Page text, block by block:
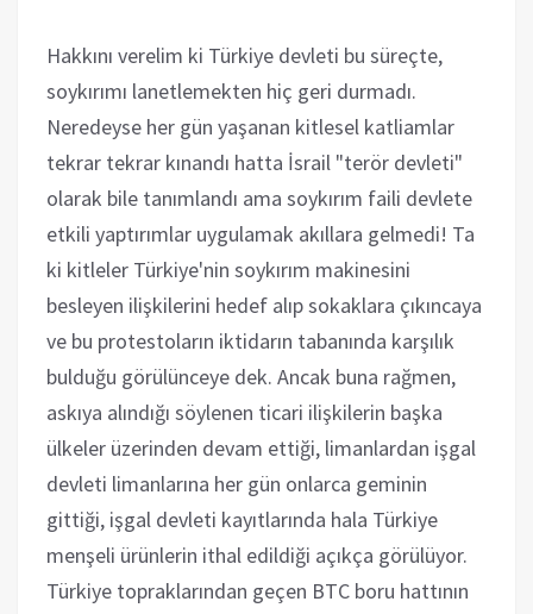
Hakkını verelim ki Türkiye devleti bu süreçte,
soykırımı lanetlemekten hiç geri durmadı.
Neredeyse her gün yaşanan kitlesel katliamlar
tekrar tekrar kınandı hatta İsrail "terör devleti"
olarak bile tanımlandı ama soykırım faili devlete
etkili yaptırımlar uygulamak akıllara gelmedi! Ta
ki kitleler Türkiye'nin soykırım makinesini
besleyen ilişkilerini hedef alıp sokaklara çıkıncaya
ve bu protestoların iktidarın tabanında karşılık
bulduğu görülünceye dek. Ancak buna rağmen,
askıya alındığı söylenen ticari ilişkilerin başka
ülkeler üzerinden devam ettiği, limanlardan işgal
devleti limanlarına her gün onlarca geminin
gittiği, işgal devleti kayıtlarında hala Türkiye
menşeli ürünlerin ithal edildiği açıkça görülüyor.
Türkiye topraklarından geçen BTC boru hattının